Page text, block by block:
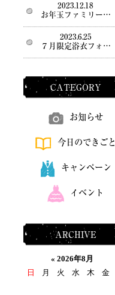
2023.12.18
お年玉ファミリー…
2023.6.25
７月限定浴衣フォ…
CATEGORY
お知らせ
今日のできごと
キャンペーン
イベント
ARCHIVE
« 2026年8月
日
月 火 水 木 金